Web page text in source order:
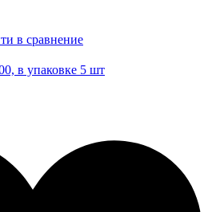
в сравнение
в упаковке 5 шт